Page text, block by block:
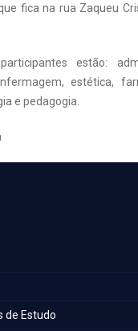
fica na rua Zaqueu
estão:
estética,
e pedagogia.
de Estudo